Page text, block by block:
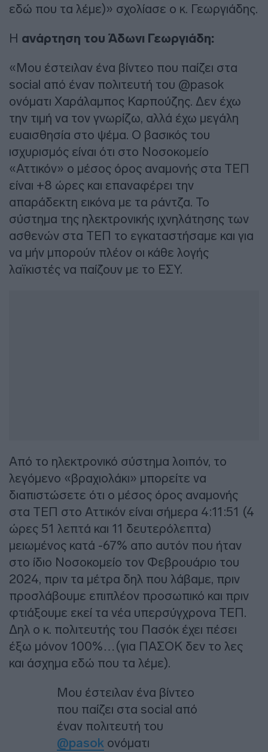
εδώ που τα λέμε)» σχολίασε ο κ. Γεωργιάδης.
Η ανάρτηση του Άδωνι Γεωργιάδη:
«Μου έστειλαν ένα βίντεο που παίζει στα
social από έναν πολιτευτή του @pasok
ονόματι Χαράλαμπος Καρπούζης. Δεν έχω
την τιμή να τον γνωρίζω, αλλά έχω μεγάλη
ευαισθησία στο ψέμα. Ο βασικός του
ισχυρισμός είναι ότι στο Νοσοκομείο
«Αττικόν» ο μέσος όρος αναμονής στα ΤΕΠ
είναι +8 ώρες και επαναφέρει την
απαράδεκτη εικόνα με τα ράντζα. Το
σύστημα της ηλεκτρονικής ιχνηλάτησης των
ασθενών στα ΤΕΠ το εγκαταστήσαμε και για
να μήν μπορούν πλέον οι κάθε λογής
λαϊκιστές να παίζουν με το ΕΣΥ.
Από το ηλεκτρονικό σύστημα λοιπόν, το
λεγόμενο «βραχιολάκι» μπορείτε να
διαπιστώσετε ότι ο μέσος όρος αναμονής
στα ΤΕΠ στο Αττικόν είναι σήμερα 4:11:51 (4
ώρες 51 λεπτά και 11 δευτερόλεπτα)
μειωμένος κατά -67% απο αυτόν που ήταν
στο ίδιο Νοσοκομείο τον Φεβρουάριο του
2024, πριν τα μέτρα δηλ που λάβαμε, πριν
προσλάβουμε επιπλέον προσωπικό και πριν
φτιάξουμε εκεί τα νέα υπερσύγχρονα ΤΕΠ.
Δηλ ο κ. πολιτευτής του Πασόκ έχει πέσει
έξω μόνον 100%…(για ΠΑΣΟΚ δεν το λες
και άσχημα εδώ που τα λέμε).
Μου έστειλαν ένα βίντεο
που παίζει στα social από
έναν πολιτευτή του
@pasok ονόματι